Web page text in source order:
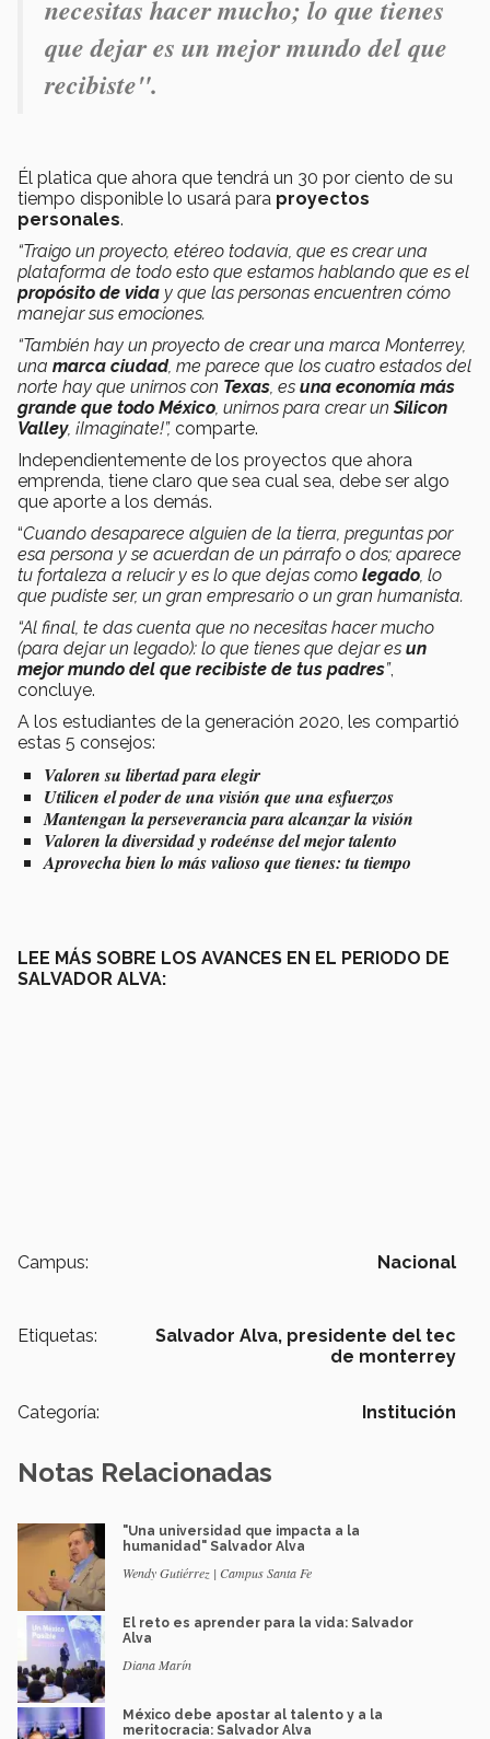
necesitas hacer mucho; lo que tienes
que dejar es un mejor mundo del que
recibiste".
Él platica que ahora que tendrá un 30 por ciento de su
tiempo disponible lo usará para proyectos
personales.
“Traigo un proyecto, etéreo todavía, que es crear una
plataforma de todo esto que estamos hablando que es el
propósito de vida y que las personas encuentren cómo
manejar sus emociones.
“También hay un proyecto de crear una marca Monterrey,
una marca ciudad, me parece que los cuatro estados del
norte hay que unirnos con Texas , es una economía más
grande que todo México , unirnos para crear un Silicon
Valley, ¡Imagínate!”, comparte.
Independientemente de los proyectos que ahora
emprenda, tiene claro que sea cual sea, debe ser algo
que aporte a los demás.
“Cuando desaparece alguien de la tierra, preguntas por
esa persona y se acuerdan de un párrafo o dos; aparece
tu fortaleza a relucir y es lo que dejas como legado , lo
que pudiste ser, un gran empresario o un gran humanista.
“Al final, te das cuenta que no necesitas hacer mucho
(para dejar un legado): lo que tienes que dejar es un
mejor mundo del que recibiste de tus padres”,
concluye.
A los estudiantes de la generación 2020, les compartió
estas 5 consejos:
Valoren su libertad para elegir
Utilicen el poder de una visión que una esfuerzos
Mantengan la perseverancia para alcanzar la visión
Valoren la diversidad y rodeénse del mejor talento
Aprovecha bien lo más valioso que tienes: tu tiempo
LEE MÁS SOBRE LOS AVANCES EN EL PERIODO DE
SALVADOR ALVA:
Campus: Nacional
Etiquetas: Salvador Alva, presidente del tec
de monterrey
Categoría: Institución
Notas Relacionadas
"Una universidad que impacta a la
humanidad" Salvador Alva
Wendy Gutiérrez | Campus Santa Fe
El reto es aprender para la vida: Salvador
Alva
Diana Marín
México debe apostar al talento y a la
meritocracia: Salvador Alva